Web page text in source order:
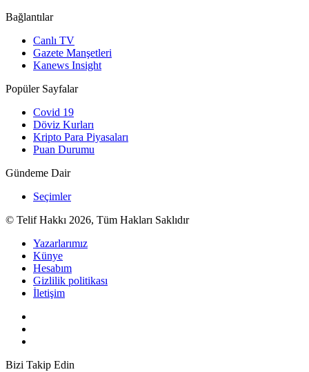
Bağlantılar
Canlı TV
Gazete Manşetleri
Kanews Insight
Popüler Sayfalar
Covid 19
Döviz Kurları
Kripto Para Piyasaları
Puan Durumu
Gündeme Dair
Seçimler
© Telif Hakkı 2026, Tüm Hakları Saklıdır
Yazarlarımız
Künye
Hesabım
Gizlilik politikası
İletişim
Bizi Takip Edin